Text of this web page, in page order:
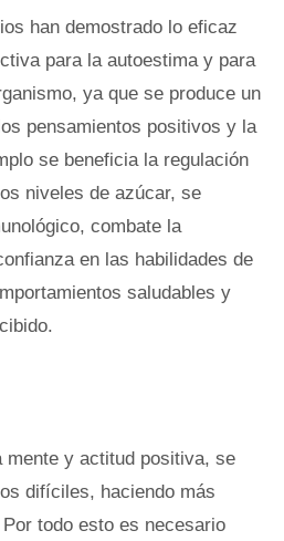
han demostrado lo eficaz
para la autoestima y para
ya que se produce un
pensamientos positivos y la
se beneficia la regulación
niveles de azúcar, se
combate la
en las habilidades de
saludables y
mente y actitud positiva, se
difíciles, haciendo más
todo esto es necesario